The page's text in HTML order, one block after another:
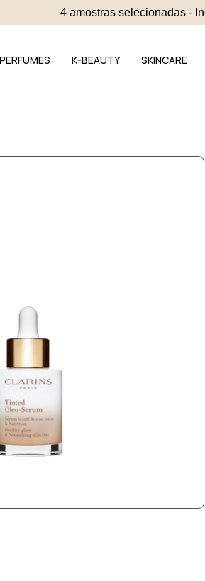
4 amostras selecionadas -
PERFUMES K-BEAUTY SKINCARE